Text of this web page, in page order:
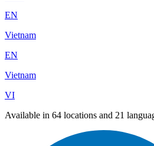
EN
Vietnam
EN
Vietnam
VI
Available in 64 locations and 21